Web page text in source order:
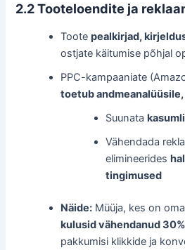
2.2 Tooteloendite ja
Tootepealkirjad,
ostjate käitumise põhjal
PPC-kampaaniate
toetub
Suunata
Vähendada
elimineerides
tingimused
Näide: Müüja, kes on
kulusid vähendanud 30%
pakkumisi klikkide ja